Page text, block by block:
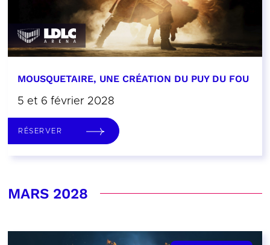
MOUSQUETAIRE, UNE CRÉATION DU PUY DU FOU
5 et 6 février 2028
RÉSERVER
MARS 2028